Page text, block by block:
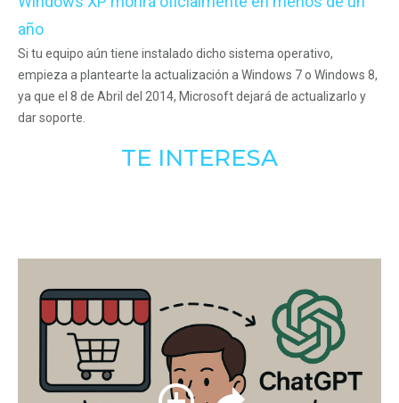
año
Si tu equipo aún tiene instalado dicho sistema operativo,
empieza a plantearte la actualización a Windows 7 o Windows 8,
ya que el 8 de Abril del 2014, Microsoft dejará de actualizarlo y
dar soporte.
TE INTERESA